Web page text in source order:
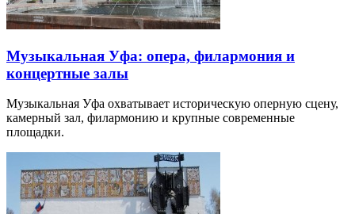
Музыкальная Уфа: опера, филармония и
концертные залы
Музыкальная Уфа охватывает историческую оперную сцену,
камерный зал, филармонию и крупные современные
площадки.